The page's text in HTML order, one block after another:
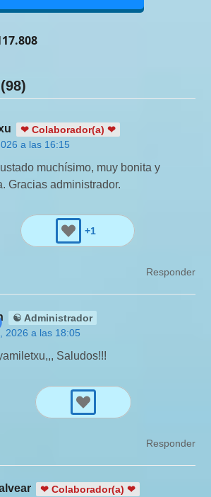
❤ Colaborador(a) ❤
a las 16:15
muchísimo, muy bonita y
Gracias administrador.
+1
Responder
☯ Administrador
2026 a las 18:05
Saludos!!!
Responder
❤ Colaborador(a) ❤